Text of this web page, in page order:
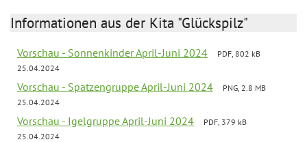
Informationen aus der Kita "Glückspilz"
Vorschau - Sonnenkinder April-Juni 2024
PDF, 802 kB
25.04.2024
Vorschau - Spatzengruppe April-Juni 2024
PNG, 2.8 MB
25.04.2024
Vorschau - Igelgruppe April-Juni 2024
PDF, 379 kB
25.04.2024